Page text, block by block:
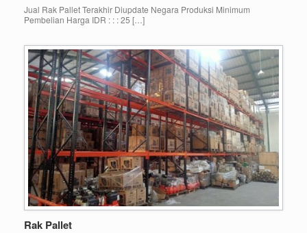
Jual Rak Pallet Terakhir Diupdate Negara Produksi Minimum
Pembelian Harga IDR : : : 25 […]
Rak Pallet